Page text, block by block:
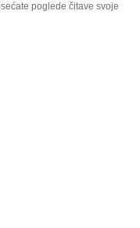
poglede čitave svoje